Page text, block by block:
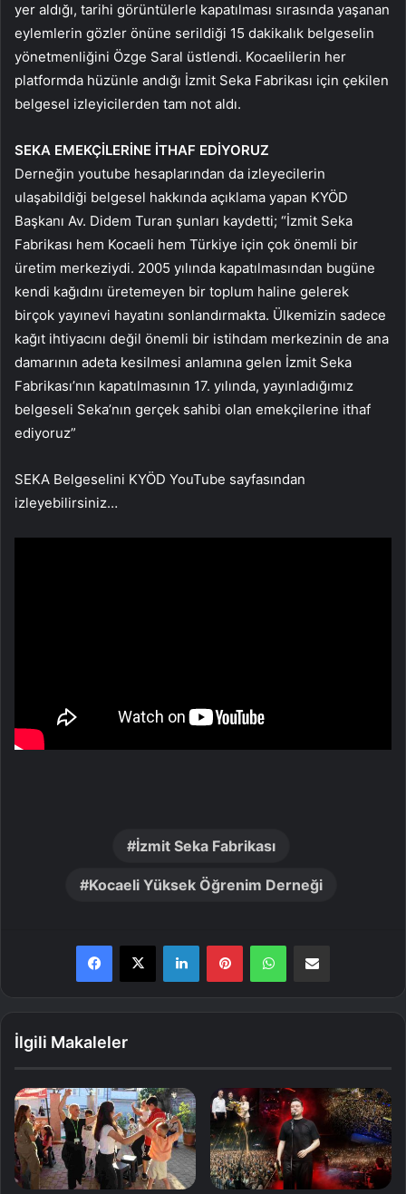
yer aldığı, tarihi görüntülerle kapatılması sırasında yaşanan
eylemlerin gözler önüne serildiği 15 dakikalık belgeselin
yönetmenliğini Özge Saral üstlendi. Kocaelilerin her
platformda hüzünle andığı İzmit Seka Fabrikası için çekilen
belgesel izleyicilerden tam not aldı.
SEKA EMEKÇİLERİNE İTHAF EDİYORUZ
Derneğin youtube hesaplarından da izleyecilerin
ulaşabildiği belgesel hakkında açıklama yapan KYÖD
Başkanı Av. Didem Turan şunları kaydetti; “İzmit Seka
Fabrikası hem Kocaeli hem Türkiye için çok önemli bir
üretim merkeziydi. 2005 yılında kapatılmasından bugüne
kendi kağıdını üretemeyen bir toplum haline gelerek
birçok yayınevi hayatını sonlandırmakta. Ülkemizin sadece
kağıt ihtiyacını değil önemli bir istihdam merkezinin de ana
damarının adeta kesilmesi anlamına gelen İzmit Seka
Fabrikası’nın kapatılmasının 17. yılında, yayınladığımız
belgeseli Seka’nın gerçek sahibi olan emekçilerine ithaf
ediyoruz”
SEKA Belgeselini KYÖD YouTube sayfasından
izleyebilirsiniz…
İzmit Seka Fabrikası
Kocaeli Yüksek Öğrenim Derneği
İlgili Makaleler